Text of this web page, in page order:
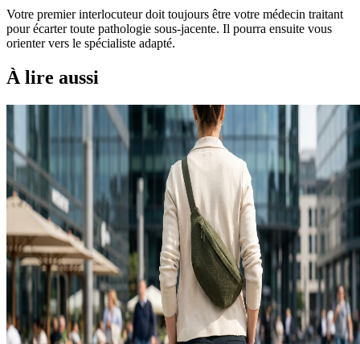
Votre premier interlocuteur doit toujours être votre médecin traitant
pour écarter toute pathologie sous-jacente. Il pourra ensuite vous
orienter vers le spécialiste adapté.
À lire aussi